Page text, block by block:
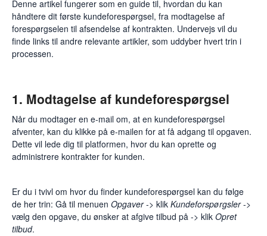
Medarbejdere
Denne artikel fungerer som en guide til, hvordan du kan
håndtere dit første kundeforespørgsel, fra modtagelse af
forespørgselen til afsendelse af kontrakten. Undervejs vil du
finde links til andre relevante artikler, som uddyber hvert trin i
processen.
1. Modtagelse af kundeforespørgsel
Når du modtager en e-mail om, at en kundeforespørgsel
afventer, kan du klikke på e-mailen for at få adgang til opgaven.
Dette vil lede dig til platformen, hvor du kan oprette og
administrere kontrakter for kunden.
Er du i tvivl om hvor du finder kundeforespørgsel kan du følge
de her trin: Gå til menuen Opgaver-> klik Kundeforspørgsler->
vælg den opgave, du ønsker at afgive tilbud på -> klik Opret
tilbud.